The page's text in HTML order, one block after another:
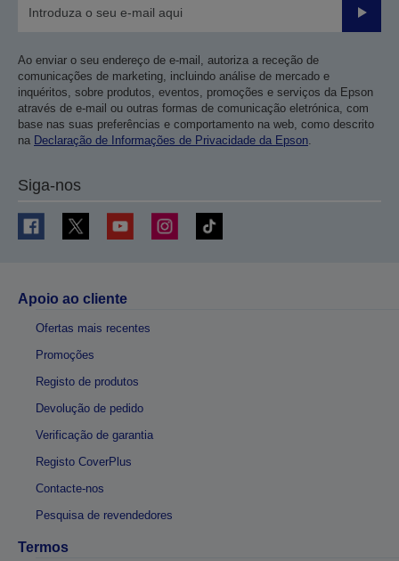
Enviar
Ao enviar o seu endereço de e-mail, autoriza a receção de
comunicações de marketing, incluindo análise de mercado e
inquéritos, sobre produtos, eventos, promoções e serviços da Epson
através de e-mail ou outras formas de comunicação eletrónica, com
base nas suas preferências e comportamento na web, como descrito
na Declaração de Informações de Privacidade da Epson.
Siga-nos
Apoio ao cliente
Ofertas mais recentes
Promoções
Registo de produtos
Devolução de pedido
Verificação de garantia
Registo CoverPlus
Contacte-nos
Pesquisa de revendedores
Termos